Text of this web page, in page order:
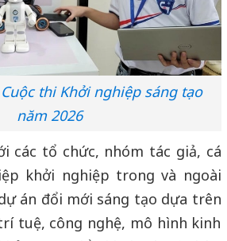
thi Khởi nghiệp sáng tạo
năm 2026
các tổ chức, nhóm tác giả, cá
khởi nghiệp trong và ngoài
án đổi mới sáng tạo dựa trên
tuệ, công nghệ, mô hình kinh